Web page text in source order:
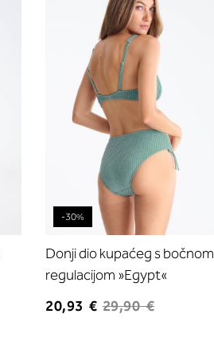
-30%
Donji dio kupaćeg s bočnom
regulacijom »Egypt«
20,93 € 29,90 €